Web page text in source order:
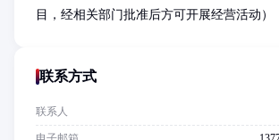
目，经相关部门批准后方可开展经营活动）
联系方式
联系人